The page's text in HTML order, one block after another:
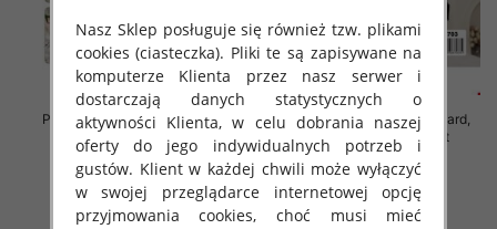
Piżama damska Roz Standard,
Mix kolor Paczka 12 szt
32.00 zł
szczegóły
Piżama damska Roz Standard,
Mix kolor Paczka 12 szt
32.00 zł
szczegóły
Nasz Sklep posługuje się również tzw. plikami
cookies (ciasteczka). Pliki te są zapisywane na
komputerze Klienta przez nasz serwer i
dostarczają danych statystycznych o
aktywności Klienta, w celu dobrania naszej
oferty do jego indywidualnych potrzeb i
gustów. Klient w każdej chwili może wyłączyć
w swojej przeglądarce internetowej opcję
przyjmowania cookies, choć musi mieć